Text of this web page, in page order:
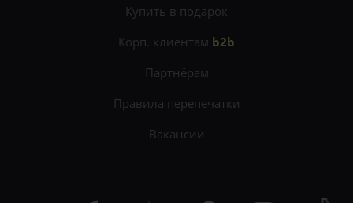
Купить в подарок
Корп. клиентам b2b
Партнёрам
Правила перепечатки
Вакансии